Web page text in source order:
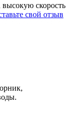
высокую скорость
свой отзыв